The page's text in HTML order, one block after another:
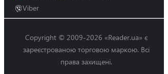
Viber
Copyright © 2009-2026 «Reader.ua» є
зареєстрованою торговою маркою. Всі
права захищені.